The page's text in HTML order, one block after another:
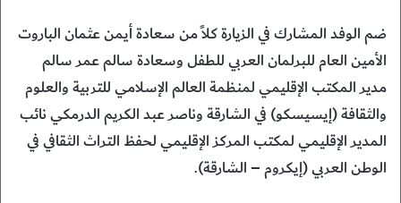
‎ضم الوفد المشارك في الزيارة كلاً من سعادة أيمن عثمان الباروت
الأمين العام للبرلمان العربي للطفل وسعادة سالم عمر سالم
مدير المكتب الإقليمي لمنظمة العالم الإسلامي للتربية والعلوم
والثقافة (إيسيسكو) في الشارقة وناصر عبد الكريم الدرمكي نائب
المدير الإقليمي لمكتب المركز الإقليمي لحفظ التراث الثقافي في
الوطن العربي (إيكروم – الشارقة).